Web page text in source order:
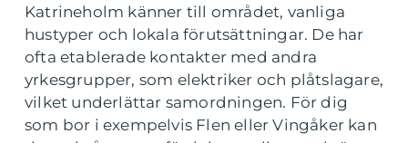
Katrineholm känner till området, vanliga
hustyper och lokala förutsättningar. De har
ofta etablerade kontakter med andra
yrkesgrupper, som elektriker och plåtslagare,
vilket underlättar samordningen. För dig
som bor i exempelvis Flen eller Vingåker kan